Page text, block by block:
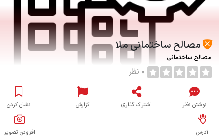
مصالح ساختمانی ملا
مصالح ساختمانی
0 نظر
نوشتن نظر اشتراک گذاری گزارش نشان کردن
آدرس افزودن تصویر